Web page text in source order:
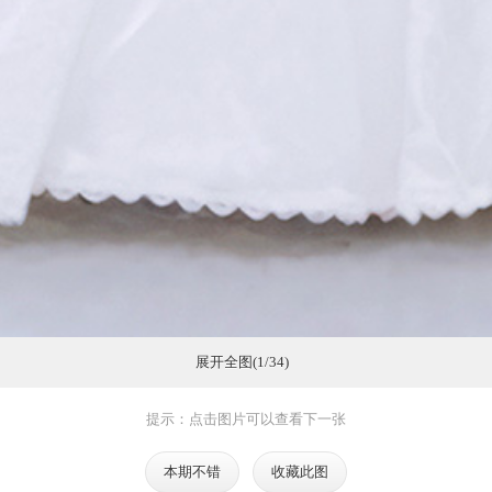
展开全图(1/34)
提示：点击图片可以查看下一张
本期不错 收藏此图